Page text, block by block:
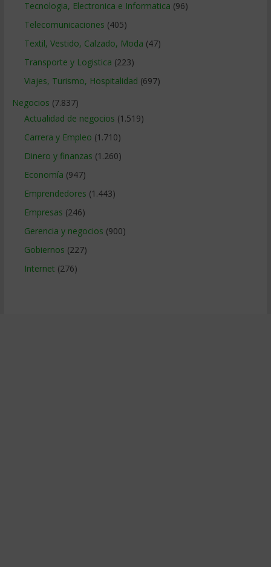
Tecnologia, Electronica e Informatica (96)
Telecomunicaciones (405)
Textil, Vestido, Calzado, Moda (47)
Transporte y Logistica (223)
Viajes, Turismo, Hospitalidad (697)
Negocios (7.837)
Actualidad de negocios (1.519)
Carrera y Empleo (1.710)
Dinero y finanzas (1.260)
Economía (947)
Emprendedores (1.443)
Empresas (246)
Gerencia y negocios (900)
Gobiernos (227)
Internet (276)